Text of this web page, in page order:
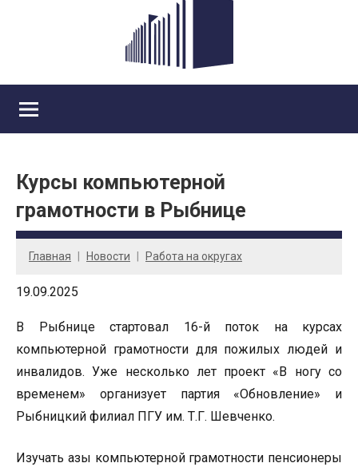
Курсы компьютерной
грамотности в Рыбнице
Главная Новости Работа на округах
19.09.2025
В Рыбнице стартовал 16-й поток на курсах
компьютерной грамотности для пожилых людей и
инвалидов. Уже несколько лет проект «В ногу со
временем» организует партия «Обновление» и
Рыбницкий филиал ПГУ им. Т.Г. Шевченко.
Изучать азы компьютерной грамотности пенсионеры